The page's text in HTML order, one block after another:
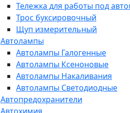
Тележка для работы под
Трос буксировочный
Щуп измерительный
Автолампы
Автолампы Галогенные
Автолампы Ксеноновые
Автолампы Накаливания
Автолампы Светодиодные
Автопредохранители